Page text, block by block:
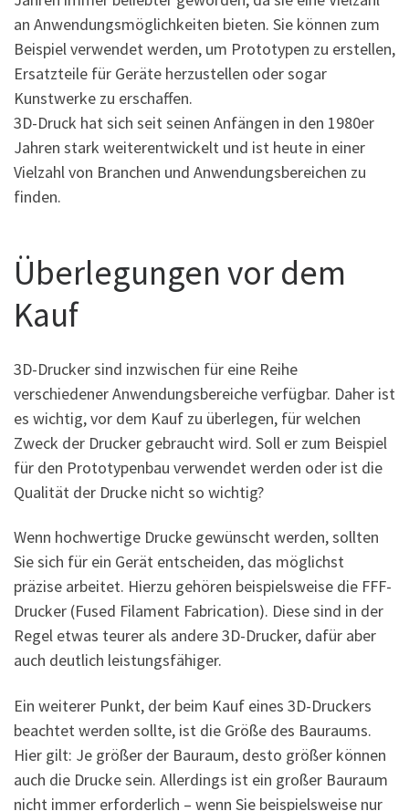
an Anwendungsmöglichkeiten bieten. Sie können zum
Beispiel verwendet werden, um Prototypen zu erstellen,
Ersatzteile für Geräte herzustellen oder sogar
Kunstwerke zu erschaffen.
3D-Druck hat sich seit seinen Anfängen in den 1980er
Jahren stark weiterentwickelt und ist heute in einer
Vielzahl von Branchen und Anwendungsbereichen zu
finden.
Überlegungen vor dem
Kauf
3D-Drucker sind inzwischen für eine Reihe
verschiedener Anwendungsbereiche verfügbar. Daher ist
es wichtig, vor dem Kauf zu überlegen, für welchen
Zweck der Drucker gebraucht wird. Soll er zum Beispiel
für den Prototypenbau verwendet werden oder ist die
Qualität der Drucke nicht so wichtig?
Wenn hochwertige Drucke gewünscht werden, sollten
Sie sich für ein Gerät entscheiden, das möglichst
präzise arbeitet. Hierzu gehören beispielsweise die FFF-
Drucker (Fused Filament Fabrication). Diese sind in der
Regel etwas teurer als andere 3D-Drucker, dafür aber
auch deutlich leistungsfähiger.
Ein weiterer Punkt, der beim Kauf eines 3D-Druckers
beachtet werden sollte, ist die Größe des Bauraums.
Hier gilt: Je größer der Bauraum, desto größer können
auch die Drucke sein. Allerdings ist ein großer Bauraum
nicht immer erforderlich – wenn Sie beispielsweise nur